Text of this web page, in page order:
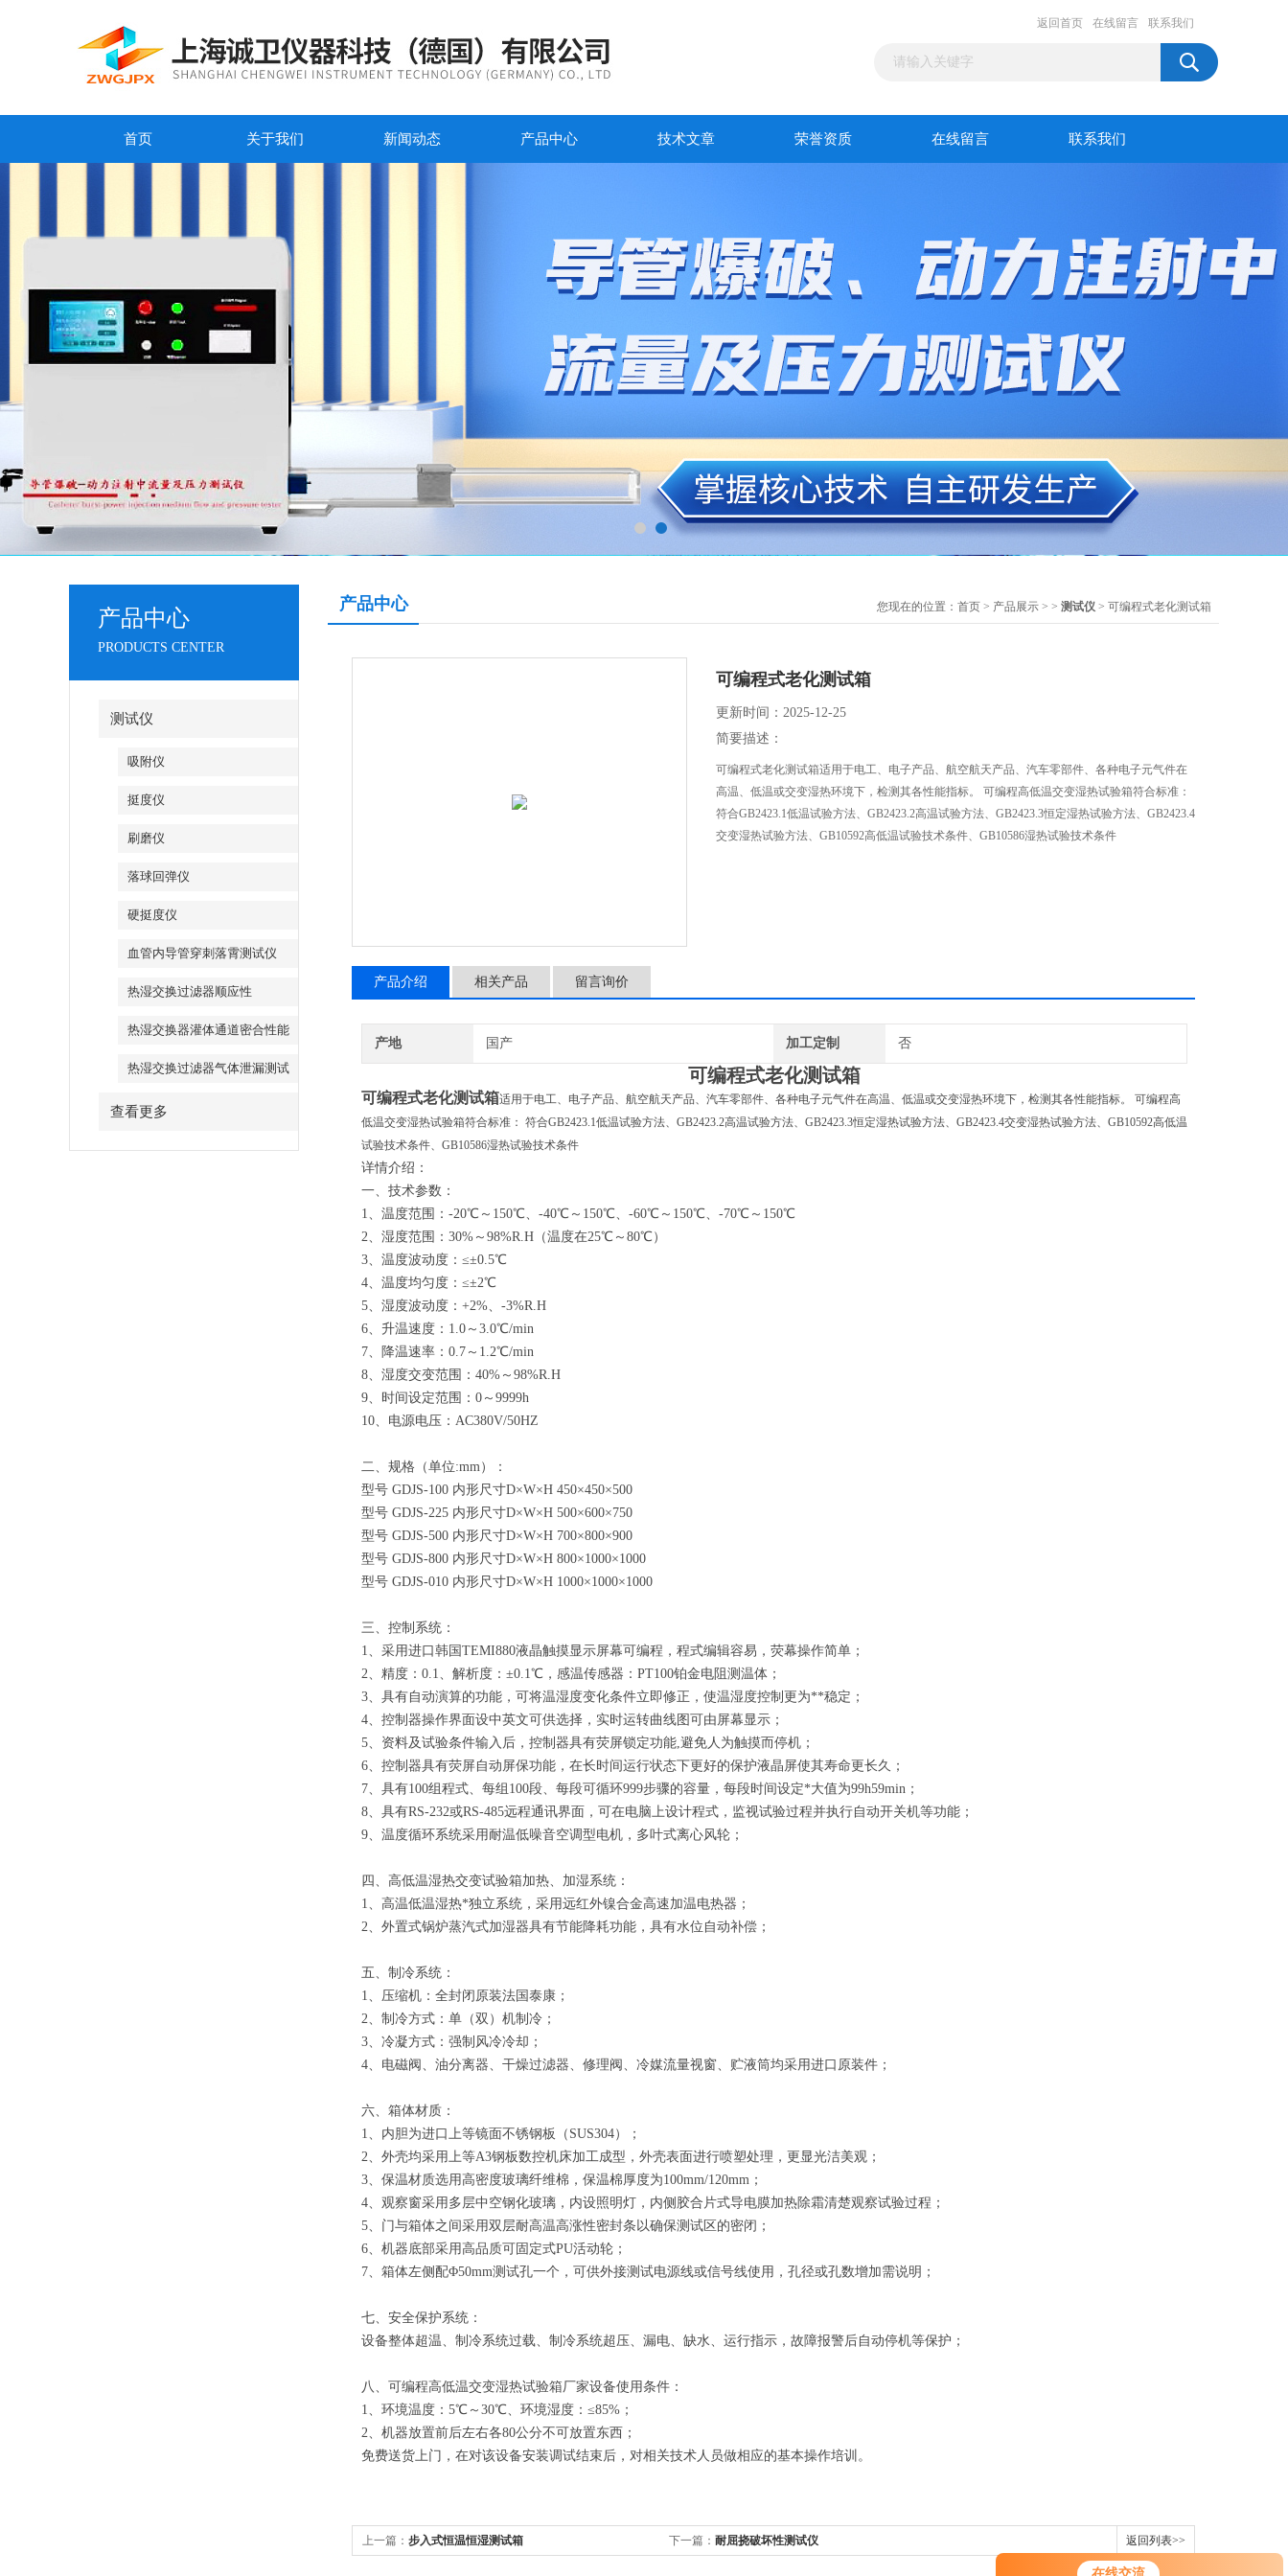
返回首页 在线留言 联系我们
首页 关于我们 新闻动态 产品中心 技术文章 荣誉资质 在线留言 联系我们
产品中心
PRODUCTS CENTER
测试仪
吸附仪
挺度仪
刷磨仪
落球回弹仪
硬挺度仪
血管内导管穿刺落霄测试仪
热湿交换过滤器顺应性
热湿交换器灌体通道密合性能
热湿交换过滤器气体泄漏测试
查看更多
产品中心 您现在的位置： 首页 > 产品展示 > > 测试仪 > 可编程式老化测试箱
可编程式老化测试箱
更新时间：2025-12-25
简要描述：
可编程式老化测试箱适用于电工、电子产品、航空航天产品、汽车零部件、各种电子元气件在
高温、低温或交变湿热环境下，检测其各性能指标。 可编程高低温交变湿热试验箱符合标准：
符合GB2423.1低温试验方法、GB2423.2高温试验方法、GB2423.3恒定湿热试验方法、GB2423.4
交变湿热试验方法、GB10592高低温试验技术条件、GB10586湿热试验技术条件
产品介绍 相关产品 留言询价
产地 国产 加工定制 否
可编程式老化测试箱
可编程式老化测试箱适用于电工、电子产品、航空航天产品、汽车零部件、各种电子元气件在高温、低温或交变湿热环境下，检测其各性能指标。 可编程高
低温交变湿热试验箱符合标准： 符合GB2423.1低温试验方法、GB2423.2高温试验方法、GB2423.3恒定湿热试验方法、GB2423.4交变湿热试验方法、GB10592高低温
试验技术条件、GB10586湿热试验技术条件
详情介绍：
一、技术参数：
1、温度范围：-20℃～150℃、-40℃～150℃、-60℃～150℃、-70℃～150℃
2、湿度范围：30%～98%R.H（温度在25℃～80℃）
3、温度波动度：≤±0.5℃
4、温度均匀度：≤±2℃
5、湿度波动度：+2%、-3%R.H
6、升温速度：1.0～3.0℃/min
7、降温速率：0.7～1.2℃/min
8、湿度交变范围：40%～98%R.H
9、时间设定范围：0～9999h
10、电源电压：AC380V/50HZ
二、规格（单位:mm）：
型号 GDJS-100 内形尺寸D×W×H 450×450×500
型号 GDJS-225 内形尺寸D×W×H 500×600×750
型号 GDJS-500 内形尺寸D×W×H 700×800×900
型号 GDJS-800 内形尺寸D×W×H 800×1000×1000
型号 GDJS-010 内形尺寸D×W×H 1000×1000×1000
三、控制系统：
1、采用进口韩国TEMI880液晶触摸显示屏幕可编程，程式编辑容易，荧幕操作简单；
2、精度：0.1、解析度：±0.1℃，感温传感器：PT100铂金电阻测温体；
3、具有自动演算的功能，可将温湿度变化条件立即修正，使温湿度控制更为**稳定；
4、控制器操作界面设中英文可供选择，实时运转曲线图可由屏幕显示；
5、资料及试验条件输入后，控制器具有荧屏锁定功能,避免人为触摸而停机；
6、控制器具有荧屏自动屏保功能，在长时间运行状态下更好的保护液晶屏使其寿命更长久；
7、具有100组程式、每组100段、每段可循环999步骤的容量，每段时间设定*大值为99h59min；
8、具有RS-232或RS-485远程通讯界面，可在电脑上设计程式，监视试验过程并执行自动开关机等功能；
9、温度循环系统采用耐温低噪音空调型电机，多叶式离心风轮；
四、 高低温湿热交变试验箱加热、加湿系统：
1、高温低温湿热*独立系统，采用远红外镍合金高速加温电热器；
2、外置式锅炉蒸汽式加湿器具有节能降耗功能，具有水位自动补偿；
五、制冷系统：
1、压缩机：全封闭原装法国泰康；
2、制冷方式：单（双）机制冷；
3、冷凝方式：强制风冷冷却；
4、电磁阀、油分离器、干燥过滤器、修理阀、冷媒流量视窗、贮液筒均采用进口原装件；
六、箱体材质：
1、内胆为进口上等镜面不锈钢板（SUS304）；
2、外壳均采用上等A3钢板数控机床加工成型，外壳表面进行喷塑处理，更显光洁美观；
3、保温材质选用高密度玻璃纤维棉，保温棉厚度为100mm/120mm；
4、观察窗采用多层中空钢化玻璃，内设照明灯，内侧胶合片式导电膜加热除霜清楚观察试验过程；
5、门与箱体之间采用双层耐高温高涨性密封条以确保测试区的密闭；
6、机器底部采用高品质可固定式PU活动轮；
7、箱体左侧配Φ50mm测试孔一个，可供外接测试电源线或信号线使用，孔径或孔数增加需说明；
七、安全保护系统：
设备整体超温、制冷系统过载、制冷系统超压、漏电、缺水、运行指示，故障报警后自动停机等保护；
八、 可编程高低温交变湿热试验箱厂家设备使用条件：
1、环境温度：5℃～30℃、环境湿度：≤85%；
2、机器放置前后左右各80公分不可放置东西；
免费送货上门，在对该设备安装调试结束后，对相关技术人员做相应的基本操作培训。
上一篇： 步入式恒温恒湿测试箱 下一篇： 耐屈挠破坏性测试仪 返回列表>>